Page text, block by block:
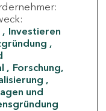
Investieren
Forschung,
und